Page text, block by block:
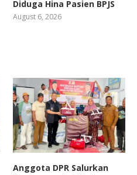
Diduga Hina Pasien BPJS
August 6, 2026
Anggota DPR Salurkan